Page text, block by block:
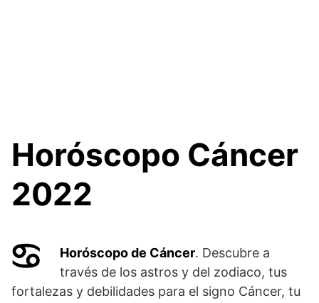
Horóscopo Cáncer
2022
Horóscopo de Cáncer. Descubre a
través de los astros y del zodiaco, tus
fortalezas y debilidades para el signo Cáncer, tu